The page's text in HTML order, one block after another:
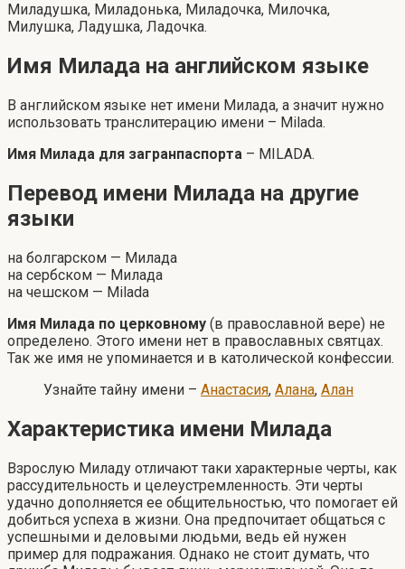
Миладушка, Миладонька, Миладочка, Милочка,
Милушка, Ладушка, Ладочка.
Имя Милада на английском языке
В английском языке нет имени Милада, а значит нужно
использовать транслитерацию имени – Milada.
Имя Милада для загранпаспорта – MILADA.
Перевод имени Милада на другие
языки
на болгарском — Милада
на сербском — Милада
на чешском — Milada
Имя Милада по церковному (в православной вере) не
определено. Этого имени нет в православных святцах.
Так же имя не упоминается и в католической конфессии.
Узнайте тайну имени – Анастасия, Алана, Алан
Характеристика имени Милада
Взрослую Миладу отличают таки характерные черты, как
рассудительность и целеустремленность. Эти черты
удачно дополняется ее общительностью, что помогает ей
добиться успеха в жизни. Она предпочитает общаться с
успешными и деловыми людьми, ведь ей нужен
пример для подражания. Однако не стоит думать, что